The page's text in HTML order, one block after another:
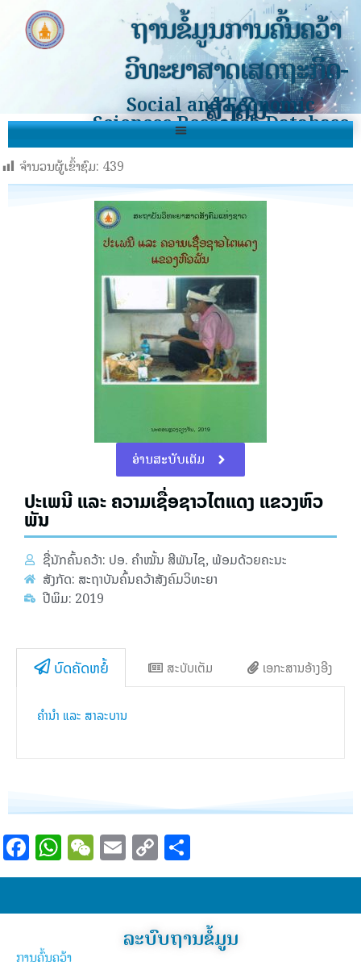
ຖານຂໍ້ມູນການຄົ້ນຄວ້າ
ວິທະຍາສາດເສດຖະກິດ-
ສັງຄົມ
Social and Economic
Sciences Research Database
ຈຳນວນຜູ້ເຂົ້າຊົມ: 439
ອ່ານສະບັບເຕັມ
ປະເພນີ ແລະ ຄວາມເຊື່ອຊາວໄຕແດງ ແຂວງຫົວ
ພັນ
ຊື່ນັກຄົ້ນຄວ້າ: ປອ. ຄຳໝັ້ນ ສີພັນໄຊ, ພ້ອມດ້ວຍຄະນະ
ສັງກັດ: ສະຖາບັນຄົ້ນຄວ້າສັງຄົມວິທະຍາ
ປີພິມ: 2019
ບົດຄັດຫຍໍ້ ສະບັບເຕັມ ເອກະສານອ້າງອີງ
ຄຳນຳ ແລະ ສາລະບານ
Facebook
WhatsApp
WeChat
Email
Copy
Link
ລະບົບຖານຂໍ້ມູນ
ການຄົ້ນຄວ້າ